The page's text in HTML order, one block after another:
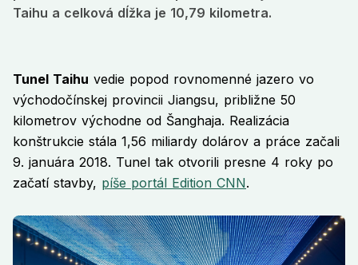
Taihu a celková dĺžka je 10,79 kilometra.
Tunel Taihu vedie popod rovnomenné jazero vo
východočínskej provincii Jiangsu, približne 50
kilometrov východne od Šanghaja. Realizácia
konštrukcie stála 1,56 miliardy dolárov a práce začali
9. januára 2018. Tunel tak otvorili presne 4 roky po
začatí stavby, píše portál Edition CNN.